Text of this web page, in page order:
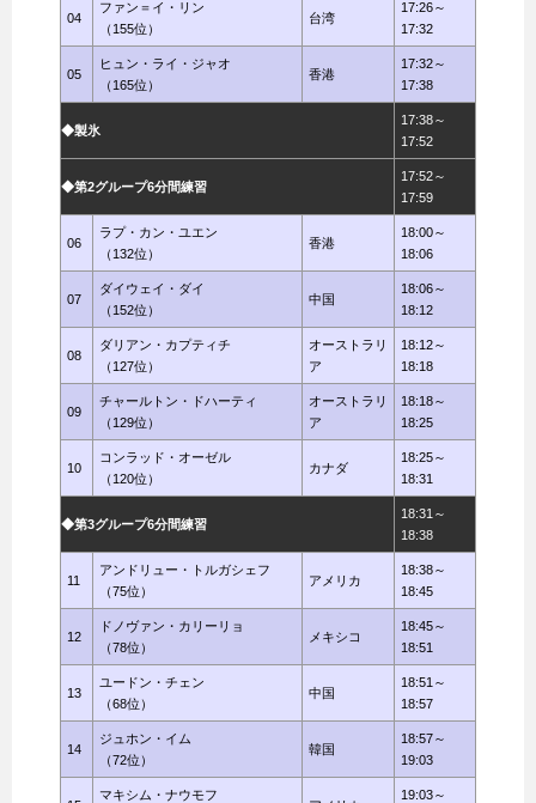
04
ファン＝イ・リン
（155位）
台湾
17:26～
17:32
05
ヒュン・ライ・ジャオ
（165位）
香港
17:32～
17:38
◆製氷
17:38～
17:52
◆第2グループ6分間練習
17:52～
17:59
06
ラプ・カン・ユエン
（132位）
香港
18:00～
18:06
07
ダイウェイ・ダイ
（152位）
中国
18:06～
18:12
08
ダリアン・カプティチ
（127位）
オーストラリ
ア
18:12～
18:18
09
チャールトン・ドハーティ
（129位）
オーストラリ
ア
18:18～
18:25
10
コンラッド・オーゼル
（120位）
カナダ
18:25～
18:31
◆第3グループ6分間練習
18:31～
18:38
11
アンドリュー・トルガシェフ
（75位）
アメリカ
18:38～
18:45
12
ドノヴァン・カリーリョ
（78位）
メキシコ
18:45～
18:51
13
ユードン・チェン
（68位）
中国
18:51～
18:57
14
ジュホン・イム
（72位）
韓国
18:57～
19:03
マキシム・ナウモフ
19:03～